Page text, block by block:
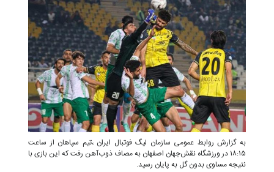
به گزارش روابط عمومی سازمان لیگ فوتبال ایران ،تیم سپاهان از ساعت
۱۸:۱۵ در ورزشگاه نقش‌جهان اصفهان به مصاف ذوب‌آهن رفت که این بازی با
نتیجه مساوی بدون گل به پایان رسید.